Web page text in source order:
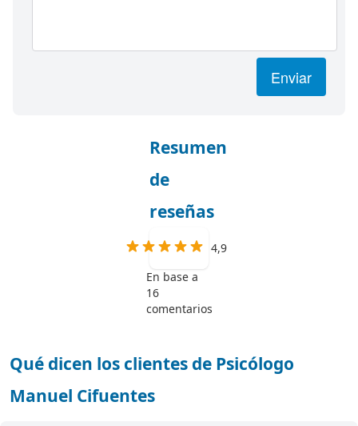
Enviar
Resumen
de
reseñas
4,9
En base a
16
comentarios
Qué dicen los clientes de Psicólogo
Manuel Cifuentes